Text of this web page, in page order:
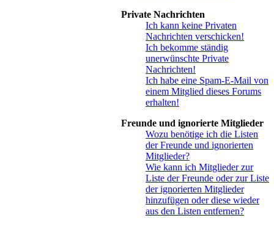
Private Nachrichten
Ich kann keine Privaten
Nachrichten verschicken!
Ich bekomme ständig
unerwünschte Private
Nachrichten!
Ich habe eine Spam-E-Mail von
einem Mitglied dieses Forums
erhalten!
Freunde und ignorierte Mitglieder
Wozu benötige ich die Listen
der Freunde und ignorierten
Mitglieder?
Wie kann ich Mitglieder zur
Liste der Freunde oder zur Liste
der ignorierten Mitglieder
hinzufügen oder diese wieder
aus den Listen entfernen?